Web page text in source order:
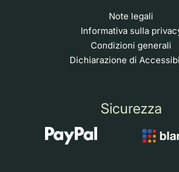
Note legali
Informativa sulla
Condizioni generali
Dichiarazione di
Sicurezza